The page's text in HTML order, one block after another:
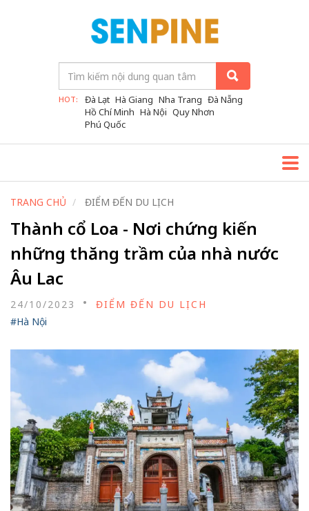
HOT: Đà Lạt Hà Giang Nha Trang Đà Nẵng
Hồ Chí Minh Hà Nội Quy Nhơn
Phú Quốc
TRANG CHỦ ĐIỂM ĐẾN DU LỊCH
Thành cổ Loa - Nơi chứng kiến
những thăng trầm của nhà nước
Âu Lac
24/10/2023
ĐIỂM ĐẾN DU LỊCH
#Hà Nội